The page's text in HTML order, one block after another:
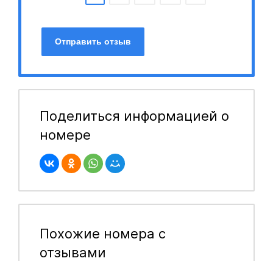
Отправить отзыв
Поделиться информацией о
номере
Похожие номера с
отзывами